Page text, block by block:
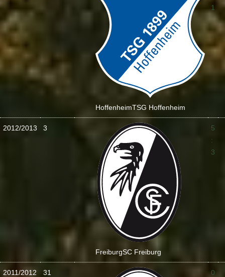
HoffenheimTSG Hoffenheim
1
2012/2013 3
FreiburgSC Freiburg
5
:
3
2011/2012 31
0